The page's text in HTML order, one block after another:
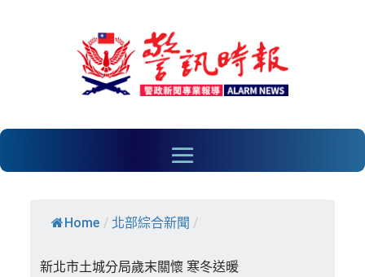
Home / 北部綜合新聞 /
新北市土城分局歲末關懷 寒冬送暖